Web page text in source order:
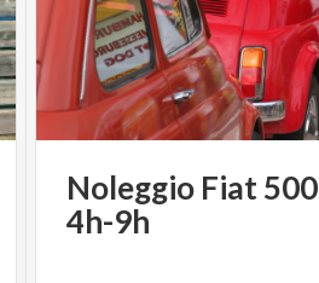
Noleggio Fiat500
4h-9h